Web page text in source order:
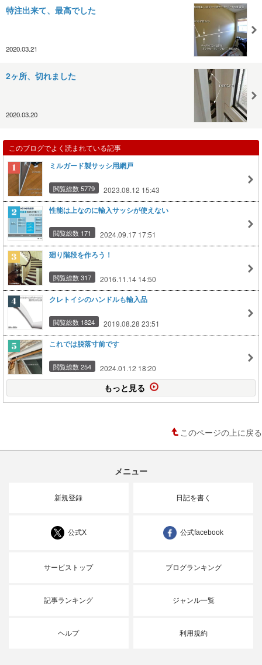
特注出来て、最高でした
2020.03.21
2ヶ所、切れました
2020.03.20
このブログでよく読まれている記事
ミルガード製サッシ用網戸
閲覧総数 5779 2023.08.12 15:43
性能は上なのに輸入サッシが使えない
閲覧総数 171 2024.09.17 17:51
廻り階段を作ろう！
閲覧総数 317 2016.11.14 14:50
クレトイシのハンドルも輸入品
閲覧総数 1824 2019.08.28 23:51
これでは脱落寸前です
閲覧総数 254 2024.01.12 18:20
もっと見る
このページの上に戻る
メニュー
新規登録 日記を書く
公式X 公式facebook
サービストップ ブログランキング
記事ランキング ジャンル一覧
ヘルプ 利用規約